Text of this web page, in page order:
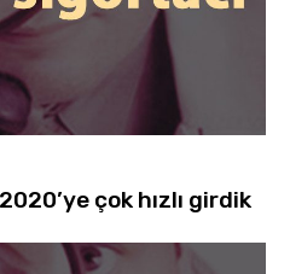
çok hızlı girdik